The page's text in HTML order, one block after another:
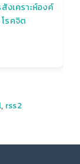
งเคราะห์องค์
โรคจิต
, rss2